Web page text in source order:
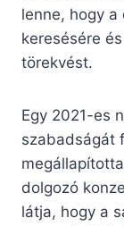
lenne, hogy
keresésére
törekvést.
Egy 2021-es
szabadságát
dolgozó
látja, hogy a